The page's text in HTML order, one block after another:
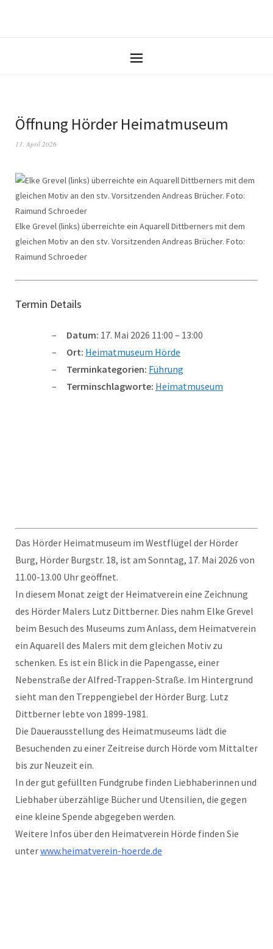
Öffnung Hörder Heimatmuseum
13. April 2026
Elke Grevel (links) überreichte ein Aquarell Dittberners mit dem
gleichen Motiv an den stv. Vorsitzenden Andreas Brücher. Foto:
Raimund Schroeder
Termin Details
Datum: 17. Mai 2026 11:00 – 13:00
Ort: Heimatmuseum Hörde
Terminkategorien: Führung
Terminschlagworte: Heimatmuseum
Das Hörder Heimatmuseum im Westflügel der Hörder
Burg, Hörder Burgstr. 18, ist am Sonntag, 17. Mai 2026 von
11.00-13.00 Uhr geöffnet.
In diesem Monat zeigt der Heimatverein eine Zeichnung
des Hörder Malers Lutz Dittberner. Dies nahm Elke Grevel
beim Besuch des Museums zum Anlass, dem Heimatverein
ein Aquarell des Malers mit dem gleichen Motiv zu
schenken. Es ist ein Blick in die Papengasse, einer
Nebenstraße der Alfred-Trappen-Straße. Im Hintergrund
sieht man den Treppengiebel der Hörder Burg. Lutz
Dittberner lebte von 1899-1981.
Die Dauerausstellung des Heimatmuseums lädt die
Besuchenden zu einer Zeitreise durch Hörde vom Mittalter
bis zur Neuzeit ein.
In der gut gefüllten Fundgrube finden Liebhaberinnen und
Liebhaber überzählige Bücher und Utensilien, die gegen
eine kleine Spende abgegeben werden.
Weitere Infos über den Heimatverein Hörde finden Sie
unterwww.heimatverein-hoerde.de